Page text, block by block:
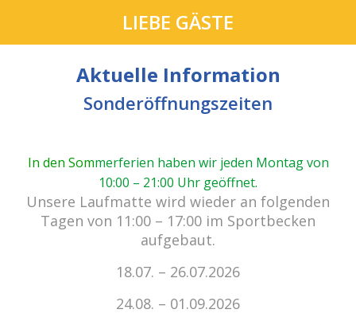
cabrio Senden - das Bad.
Außergewöhnlich, vielfältig!
Kein Einlass bei Gewitter
zu den E-Tickets
LIEBE GÄSTE
Aktuelle Information
Sonderöffnungszeiten
In den Sommerferien haben wir jeden Montag von
10:00 – 21:00 Uhr geöffnet.
Unsere Laufmatte wird wieder an folgenden
Tagen von 11:00 – 17:00 im Sportbecken
aufgebaut.
18.07. – 26.07.2026
24.08. – 01.09.2026